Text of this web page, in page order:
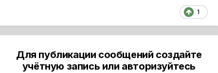
1
Для публикации сообщений создайте
учётную запись или авторизуйтесь